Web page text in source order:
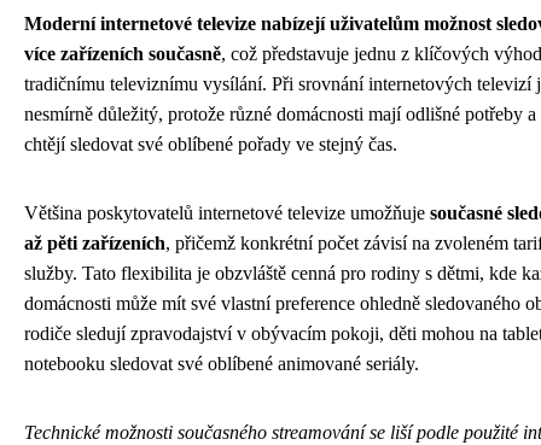
Moderní internetové televize nabízejí uživatelům možnost
více zařízeních současně, což představuje jednu z klíčových
tradičnímu televiznímu vysílání. Při srovnání internetových televizí
nesmírně důležitý, protože různé domácnosti mají odlišné potřeby
chtějí sledovat své oblíbené pořady ve stejný čas.
Většina poskytovatelů internetové televize umožňuje současné
až pěti zařízeních, přičemž konkrétní počet závisí na zvoleném
služby. Tato flexibilita je obzvláště cenná pro rodiny s dětmi, kde
domácnosti může mít své vlastní preference ohledně sledovaného
rodiče sledují zpravodajství v obývacím pokoji, děti mohou na
notebooku sledovat své oblíbené animované seriály.
Technické možnosti současného streamování se liší podle použité